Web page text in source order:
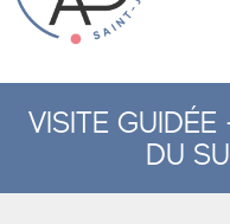
VISITE GUIDÉE
DU